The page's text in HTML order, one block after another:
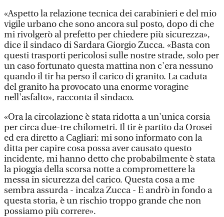
«Aspetto la relazione tecnica dei carabinieri e del mio
vigile urbano che sono ancora sul posto, dopo di che
mi rivolgerò al prefetto per chiedere più sicurezza»,
dice il sindaco di Sardara Giorgio Zucca. «Basta con
questi trasporti pericolosi sulle nostre strade, solo per
un caso fortunato questa mattina non c'era nessuno
quando il tir ha perso il carico di granito. La caduta
del granito ha provocato una enorme voragine
nell'asfalto», racconta il sindaco.
«Ora la circolazione è stata ridotta a un'unica corsia
per circa due-tre chilometri. Il tir è partito da Orosei
ed era diretto a Cagliari: mi sono informato con la
ditta per capire cosa possa aver causato questo
incidente, mi hanno detto che probabilmente è stata
la pioggia della scorsa notte a compromettere la
messa in sicurezza del carico. Questa cosa a me
sembra assurda - incalza Zucca - E andrò in fondo a
questa storia, è un rischio troppo grande che non
possiamo più correre».